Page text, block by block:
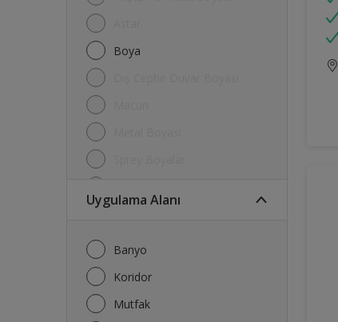
Boya
Uygulama Alanı
Banyo
Koridor
Mutfak